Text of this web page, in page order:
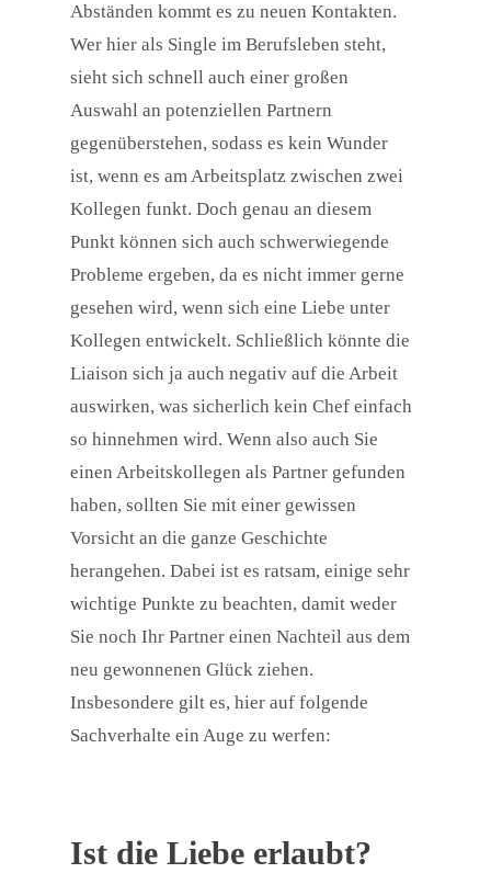
Abständen kommt es zu neuen Kontakten.
Wer hier als Single im Berufsleben steht,
sieht sich schnell auch einer großen
Auswahl an potenziellen Partnern
gegenüberstehen, sodass es kein Wunder
ist, wenn es am Arbeitsplatz zwischen zwei
Kollegen funkt. Doch genau an diesem
Punkt können sich auch schwerwiegende
Probleme ergeben, da es nicht immer gerne
gesehen wird, wenn sich eine Liebe unter
Kollegen entwickelt. Schließlich könnte die
Liaison sich ja auch negativ auf die Arbeit
auswirken, was sicherlich kein Chef einfach
so hinnehmen wird. Wenn also auch Sie
einen Arbeitskollegen als Partner gefunden
haben, sollten Sie mit einer gewissen
Vorsicht an die ganze Geschichte
herangehen. Dabei ist es ratsam, einige sehr
wichtige Punkte zu beachten, damit weder
Sie noch Ihr Partner einen Nachteil aus dem
neu gewonnenen Glück ziehen.
Insbesondere gilt es, hier auf folgende
Sachverhalte ein Auge zu werfen:
Ist die Liebe erlaubt?